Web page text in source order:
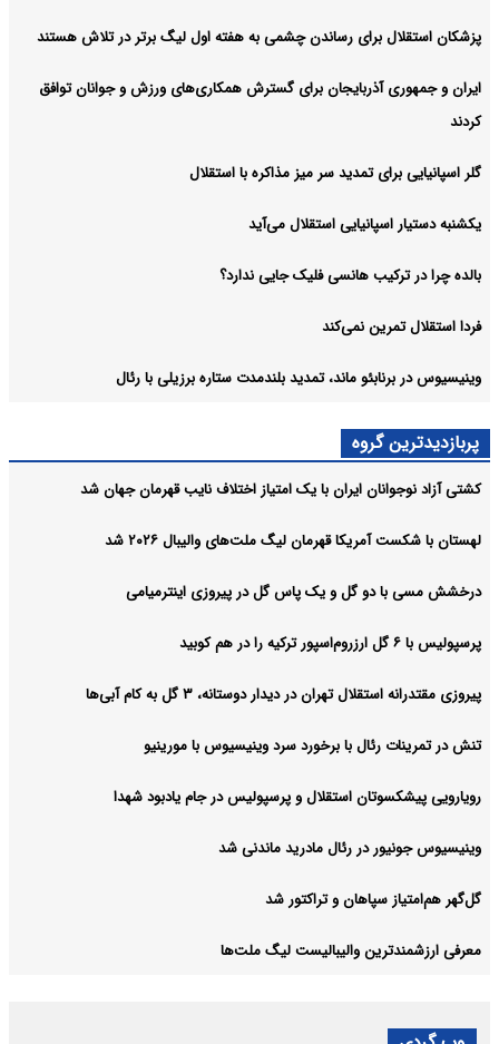
پزشکان استقلال برای رساندن چشمی به هفته اول لیگ برتر در تلاش هستند
ایران و جمهوری آذربایجان برای گسترش همکاری‌های ورزش و جوانان توافق
کردند
گلر اسپانیایی برای تمدید سر میز مذاکره با استقلال
یکشنبه دستیار اسپانیایی استقلال می‌آید
بالده چرا در ترکیب هانسی فلیک جایی ندارد؟
فردا استقلال تمرین نمی‌کند
وینیسیوس در برنابئو ماند، تمدید بلندمدت ستاره برزیلی با رئال
پربازدیدترین گروه
کشتی آزاد نوجوانان ایران با یک امتیاز اختلاف نایب قهرمان جهان شد
لهستان با شکست آمریکا قهرمان لیگ ملت‌های والیبال ۲۰۲۶ شد
درخشش مسی با دو گل و یک پاس گل در پیروزی اینترمیامی
پرسپولیس با ۶ گل ارزروم‌اسپور ترکیه را در هم کوبید
پیروزی مقتدرانه استقلال تهران در دیدار دوستانه، ۳ گل به کام آبی‌ها
تنش در تمرینات رئال با برخورد سرد وینیسیوس با مورینیو
رویارویی پیشکسوتان استقلال و پرسپولیس در جام یادبود شهدا
وینیسیوس جونیور در رئال مادرید ماندنی شد
گل‌گهر هم‌امتیاز سپاهان و تراکتور شد
معرفی ارزشمندترین والیبالیست لیگ ملت‌ها